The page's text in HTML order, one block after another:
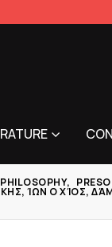
PHILOSOPHY,
ΊΩΝ Ο ΧΊΟΣ,